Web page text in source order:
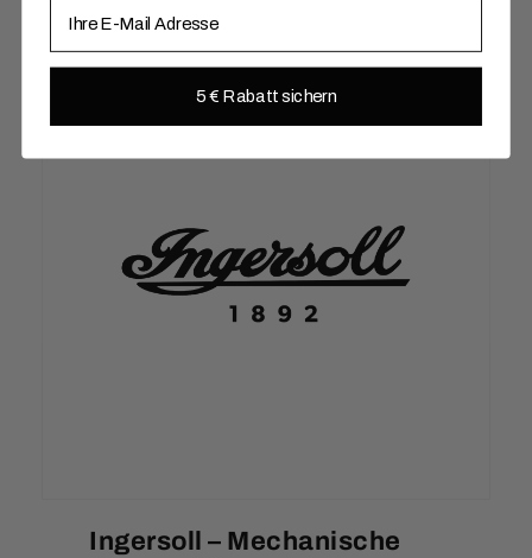
Ingersoll – Mechanische
E-Mail
5 € Rabatt sichern